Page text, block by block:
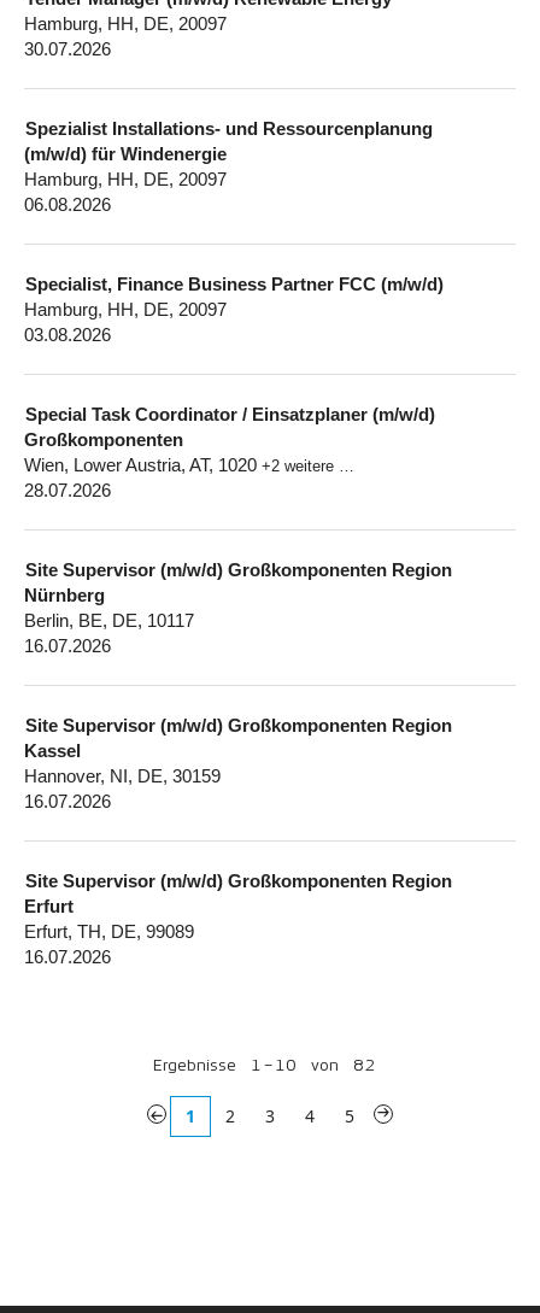
Hamburg, HH, DE, 20097
30.07.2026
Spezialist Installations- und Ressourcenplanung
(m/w/d) für Windenergie
Hamburg, HH, DE, 20097
06.08.2026
Specialist, Finance Business Partner FCC (m/w/d)
Hamburg, HH, DE, 20097
03.08.2026
Special Task Coordinator / Einsatzplaner (m/w/d)
Großkomponenten
Wien, Lower Austria, AT, 1020 +2 weitere …
28.07.2026
Site Supervisor (m/w/d) Großkomponenten Region
Nürnberg
Berlin, BE, DE, 10117
16.07.2026
Site Supervisor (m/w/d) Großkomponenten Region
Kassel
Hannover, NI, DE, 30159
16.07.2026
Site Supervisor (m/w/d) Großkomponenten Region
Erfurt
Erfurt, TH, DE, 99089
16.07.2026
Ergebnisse 1 – 10 von 82
« 1 2 3 4 5 »